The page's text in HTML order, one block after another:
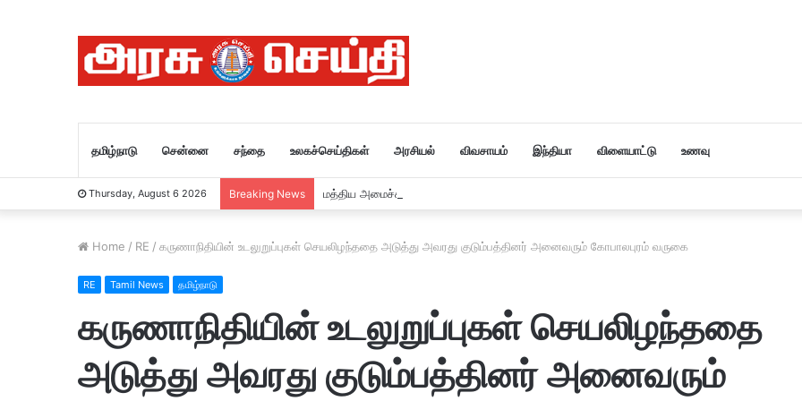
தமிழ்நாடு சென்னை சந்தை உலகச்செய்திகள் அரசியல் விவசாயம் இந்தியா விளையாட்டு உணவு
Thursday, August 6 2026 Breaking News மத்திய அமைச்சர் அமித்ஷா தமிழகம் வருகை….
Home / RE / கருணாநிதியின் உடலுறுப்புகள் செயலிழந்ததை அடுத்து அவரது குடும்பத்தினர் அனைவரும் கோபாலபுரம் வருகை
RE Tamil News தமிழ்நாடு
கருணாநிதியின் உடலுறுப்புகள் செயலிழந்ததை
அடுத்து அவரது குடும்பத்தினர் அனைவரும்